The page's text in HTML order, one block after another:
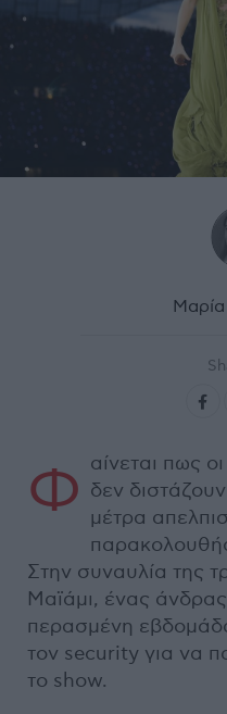
Φ αίνεται πως
δεν
μέτρα
Στην συναυλία της
Μαϊάμι, ένας
περασμένη
τον security για να
το show.